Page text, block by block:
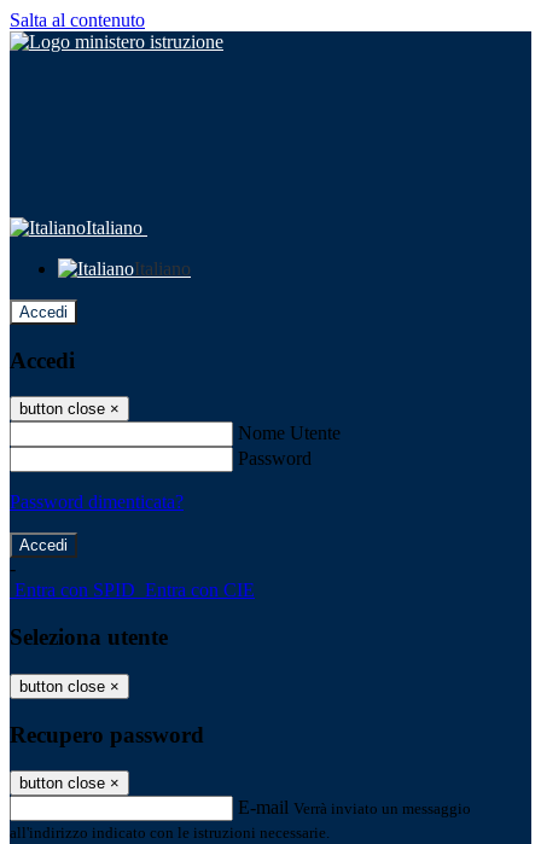
Salta al contenuto
Italiano
Italiano
Accedi
Accedi
button close ×
Nome Utente
Password
Password dimenticata?
-
Entra con SPID Entra con CIE
Seleziona utente
button close ×
Recupero password
button close ×
E-mail Verrà inviato un messaggio
all'indirizzo indicato con le istruzioni necessarie.